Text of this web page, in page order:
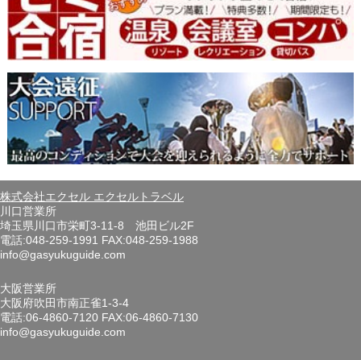
株式会社エクセル エクセルトラベル
川口営業所
埼玉県川口市栄町3-11-8 池田ビル2F
電話:048-259-1991 FAX:048-259-1988
info@gasyukuguide.com
大阪営業所
大阪府吹田市南正雀1-3-4
電話:06-4860-7120 FAX:06-4860-7130
info@gasyukuguide.com